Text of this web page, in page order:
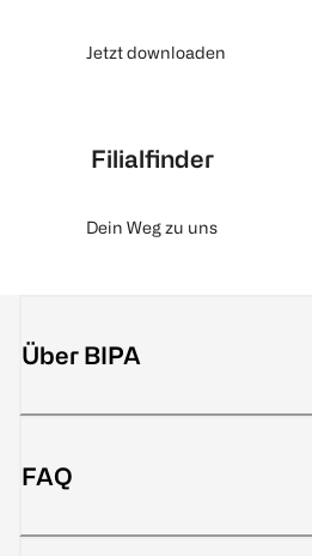
Jetzt downloaden
Filialfinder
Dein Weg zu uns
Über BIPA
FAQ